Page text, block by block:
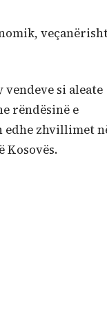
si aleate
rëndësinë e
edhe zhvillimet